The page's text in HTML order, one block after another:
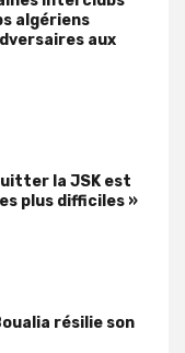
algériens
aux
la JSK est
plus difficiles »
résilie son